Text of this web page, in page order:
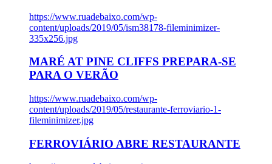
https://www.ruadebaixo.com/wp-
content/uploads/2019/05/ism38178-fileminimizer-
335x256.jpg
MARÉ AT PINE CLIFFS PREPARA-SE
PARA O VERÃO
https://www.ruadebaixo.com/wp-
content/uploads/2019/05/restaurante-ferroviario-1-
fileminimizer.jpg
FERROVIÁRIO ABRE RESTAURANTE